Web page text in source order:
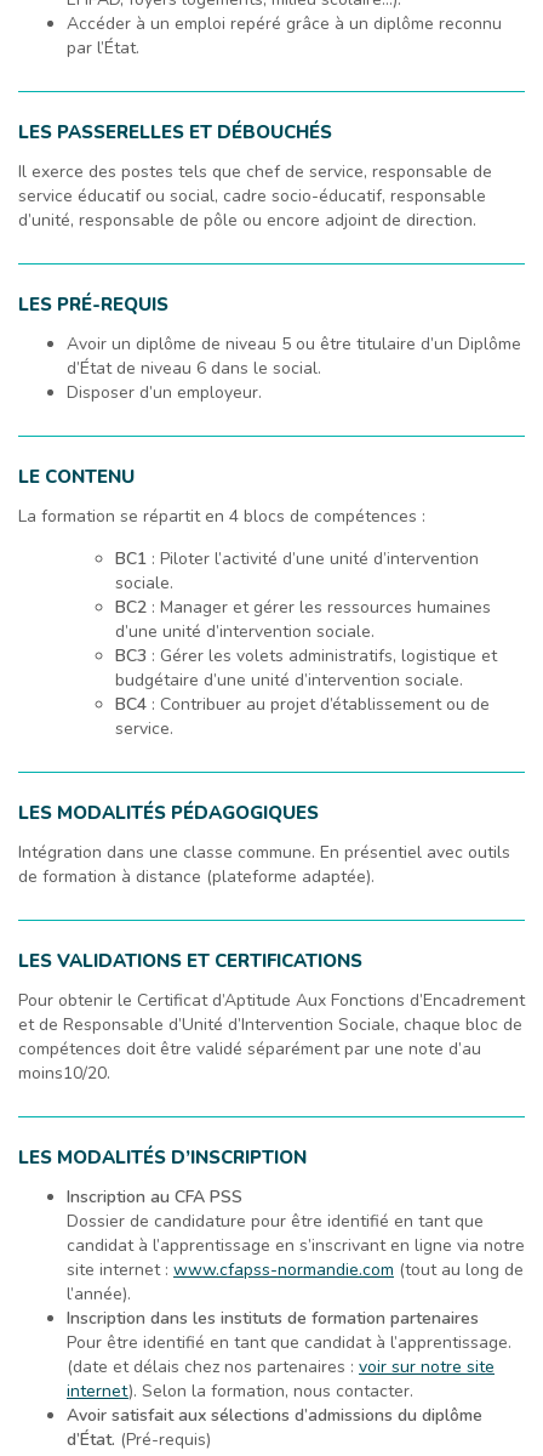
Accéder à un emploi repéré grâce à un diplôme reconnu
par l’État.
LES PASSERELLES ET DÉBOUCHÉS
Il exerce des postes tels que chef de service, responsable de
service éducatif ou social, cadre socio-éducatif, responsable
d’unité, responsable de pôle ou encore adjoint de direction.
LES PRÉ-REQUIS
Avoir un diplôme de niveau 5 ou être titulaire d’un Diplôme
d’État de niveau 6 dans le social.
Disposer d’un employeur.
LE CONTENU
La formation se répartit en 4 blocs de compétences :
BC1 : Piloter l’activité d’une unité d’intervention
sociale.
BC2 : Manager et gérer les ressources humaines
d’une unité d’intervention sociale.
BC3 : Gérer les volets administratifs, logistique et
budgétaire d’une unité d’intervention sociale.
BC4 : Contribuer au projet d’établissement ou de
service.
LES MODALITÉS PÉDAGOGIQUES
Intégration dans une classe commune. En présentiel avec outils
de formation à distance (plateforme adaptée).
LES VALIDATIONS ET CERTIFICATIONS
Pour obtenir le Certificat d’Aptitude Aux Fonctions d’Encadrement
et de Responsable d’Unité d’Intervention Sociale, chaque bloc de
compétences doit être validé séparément par une note d’au
moins10/20.
LES MODALITÉS D’INSCRIPTION
Inscription au CFA PSS
Dossier de candidature pour être identifié en tant que
candidat à l’apprentissage en s’inscrivant en ligne via notre
site internet : www.cfapss-normandie.com (tout au long de
l’année).
Inscription dans les instituts de formation partenaires
Pour être identifié en tant que candidat à l’apprentissage.
(date et délais chez nos partenaires : voir sur notre site
internet). Selon la formation, nous contacter.
Avoir satisfait aux sélections d’admissions du diplôme
d’État. (Pré-requis)